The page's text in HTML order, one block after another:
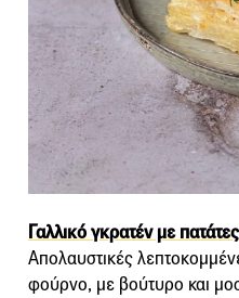
Γαλλικό γκρατέν με
Απολαυστικές
φούρνο, με βούτυρο και